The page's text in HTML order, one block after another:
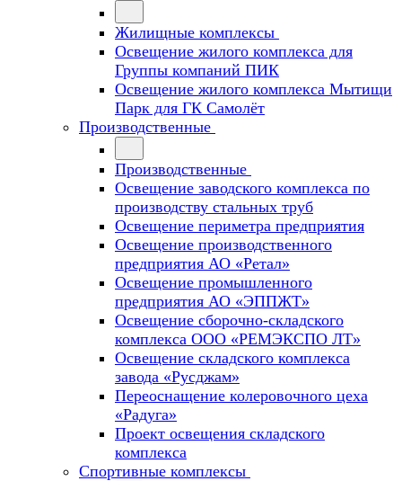
Жилищные комплексы
Освещение жилого комплекса для
Группы компаний ПИК
Освещение жилого комплекса Мытищи
Парк для ГК Самолёт
Производственные
Производственные
Освещение заводского комплекса по
производству стальных труб
Освещение периметра предприятия
Освещение производственного
предприятия АО «Ретал»
Освещение промышленного
предприятия АО «ЭППЖТ»
Освещение сборочно-складского
комплекса ООО «РЕМЭКСПО ЛТ»
Освещение складского комплекса
завода «Русджам»
Переоснащение колеровочного цеха
«Радуга»
Проект освещения складского
комплекса
Спортивные комплексы